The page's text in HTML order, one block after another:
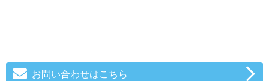
お問い合わせはこちら